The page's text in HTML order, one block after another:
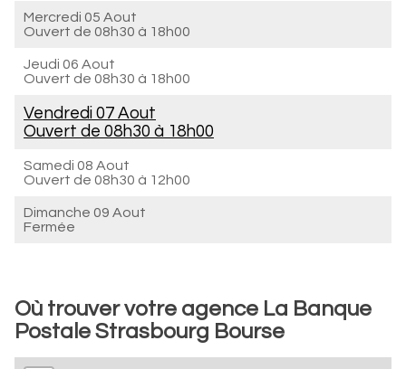
Mercredi 05 Aout
Ouvert de 08h30 à 18h00
Jeudi 06 Aout
Ouvert de 08h30 à 18h00
Vendredi 07 Aout
Ouvert de 08h30 à 18h00
Samedi 08 Aout
Ouvert de 08h30 à 12h00
Dimanche 09 Aout
Fermée
Où trouver votre agence La Banque
Postale Strasbourg Bourse